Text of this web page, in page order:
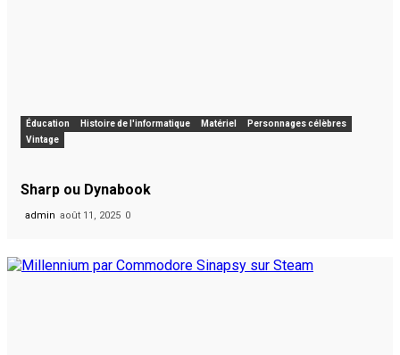
Éducation Histoire de l'informatique Matériel
Personnages célèbres
Vintage
Sharp ou Dynabook
admin août 11, 2025 0